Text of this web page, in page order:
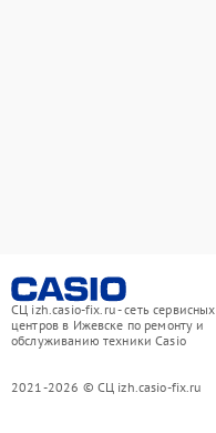
СЦ izh.casio-fix.ru - сеть сервисных
центров в Ижевске по ремонту и
обслуживанию техники Casio
2021-2026 © СЦ izh.casio-fix.ru